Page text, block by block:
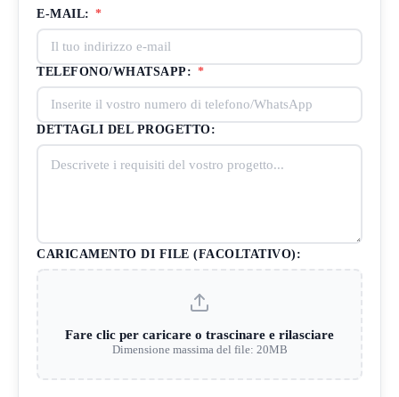
E-MAIL: *
TELEFONO/WHATSAPP: *
DETTAGLI DEL PROGETTO:
CARICAMENTO DI FILE (FACOLTATIVO):
Fare clic per caricare o trascinare e rilasciare
Dimensione massima del file: 20MB